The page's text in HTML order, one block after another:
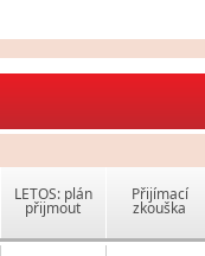
LETOS: plán
přijmout
Přijímací
zkouška